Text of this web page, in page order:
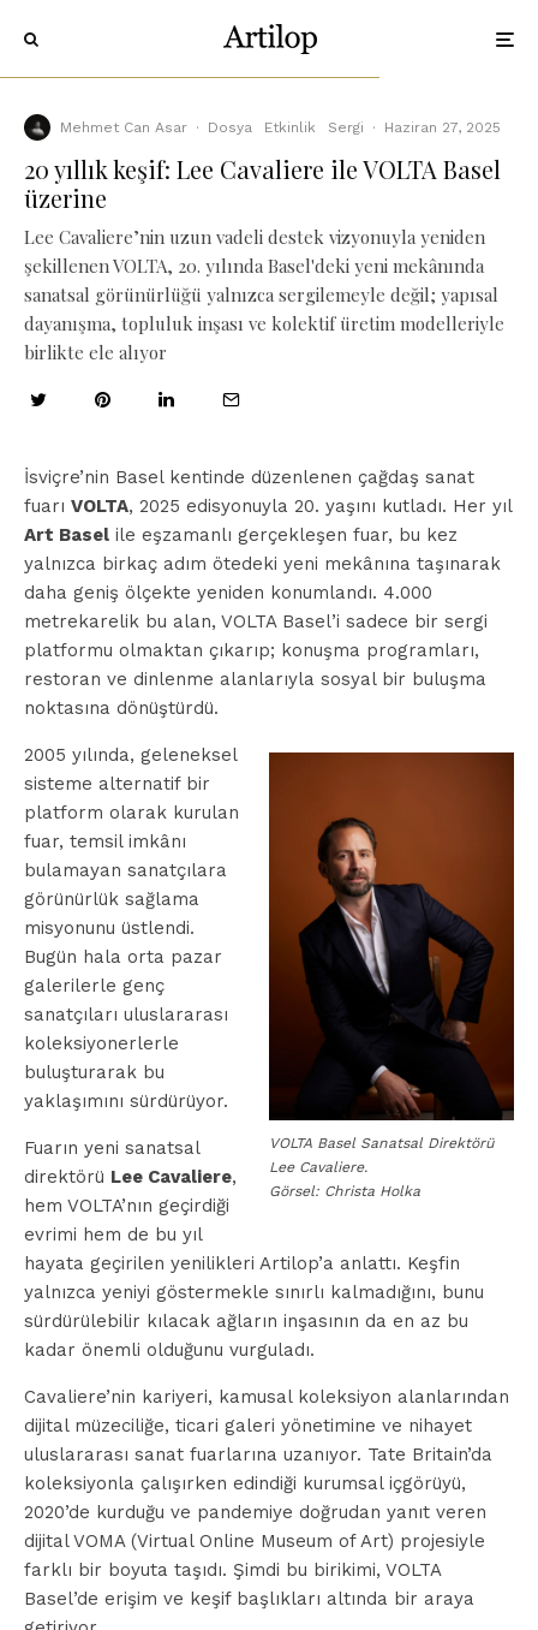
Mehmet Can Asar · Dosya Etkinlik Sergi · Haziran 27, 2025
20 yıllık keşif: Lee Cavaliere ile VOLTA Basel
üzerine
Lee Cavaliere’nin uzun vadeli destek vizyonuyla yeniden
şekillenen VOLTA, 20. yılında Basel'deki yeni mekânında
sanatsal görünürlüğü yalnızca sergilemeyle değil; yapısal
dayanışma, topluluk inşası ve kolektif üretim modelleriyle
birlikte ele alıyor
İsviçre’nin Basel kentinde düzenlenen çağdaş sanat
fuarı VOLTA, 2025 edisyonuyla 20. yaşını kutladı. Her yıl
Art Basel ile eşzamanlı gerçekleşen fuar, bu kez
yalnızca birkaç adım ötedeki yeni mekânına taşınarak
daha geniş ölçekte yeniden konumlandı. 4.000
metrekarelik bu alan, VOLTA Basel’i sadece bir sergi
platformu olmaktan çıkarıp; konuşma programları,
restoran ve dinlenme alanlarıyla sosyal bir buluşma
noktasına dönüştürdü.
VOLTA Basel Sanatsal Direktörü
Lee Cavaliere.
Görsel: Christa Holka
2005 yılında, geleneksel
sisteme alternatif bir
platform olarak kurulan
fuar, temsil imkânı
bulamayan sanatçılara
görünürlük sağlama
misyonunu üstlendi.
Bugün hala orta pazar
galerilerle genç
sanatçıları uluslararası
koleksiyonerlerle
buluşturarak bu
yaklaşımını sürdürüyor.
Fuarın yeni sanatsal
direktörü Lee Cavaliere,
hem VOLTA’nın geçirdiği
evrimi hem de bu yıl
hayata geçirilen yenilikleri Artilop’a anlattı. Keşfin
yalnızca yeniyi göstermekle sınırlı kalmadığını, bunu
sürdürülebilir kılacak ağların inşasının da en az bu
kadar önemli olduğunu vurguladı.
Cavaliere’nin kariyeri, kamusal koleksiyon alanlarından
dijital müzeciliğe, ticari galeri yönetimine ve nihayet
uluslararası sanat fuarlarına uzanıyor. Tate Britain’da
koleksiyonla çalışırken edindiği kurumsal içgörüyü,
2020’de kurduğu ve pandemiye doğrudan yanıt veren
dijital VOMA (Virtual Online Museum of Art) projesiyle
farklı bir boyuta taşıdı. Şimdi bu birikimi, VOLTA
Basel’de erişim ve keşif başlıkları altında bir araya